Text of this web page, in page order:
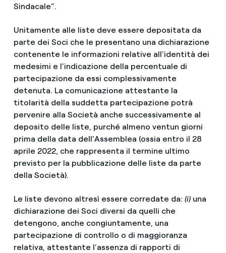
Sindacale”.
Unitamente alle liste deve essere depositata da
parte dei Soci che le presentano una dichiarazione
contenente le informazioni relative all’identità dei
medesimi e l’indicazione della percentuale di
partecipazione da essi complessivamente
detenuta. La comunicazione attestante la
titolarità della suddetta partecipazione potrà
pervenire alla Società anche successivamente al
deposito delle liste, purché almeno ventun giorni
prima della data dell’Assemblea (ossia entro il 28
aprile 2022, che rappresenta il termine ultimo
previsto per la pubblicazione delle liste da parte
della Società).
Le liste devono altresì essere corredate da: (i)una
dichiarazione dei Soci diversi da quelli che
detengono, anche congiuntamente, una
partecipazione di controllo o di maggioranza
relativa, attestante l’assenza di rapporti di